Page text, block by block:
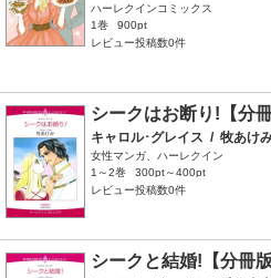
ハーレクインコミックス
1巻
900pt
レビュー投稿数0件
シークはお断り!【分
キャロル･グレイス / 牧あけ
女性マンガ、ハーレクイン
1～2巻
300pt～400pt
レビュー投稿数0件
シークと結婚!【分冊